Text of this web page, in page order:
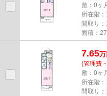
敷：0ヶ
所在階
間取り
面積：
7.65万
(管理費
敷：0ヶ
所在階
間取り